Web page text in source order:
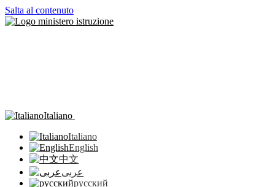
Salta al contenuto
Italiano
Italiano
English
中文
عربى
русский